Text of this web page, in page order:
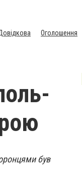
Оголошення
був